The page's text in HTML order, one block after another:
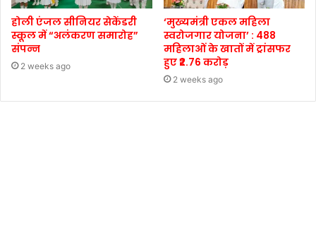
होली एंजल सीनियर सेकेंडरी
स्कूल में “अलंकरण समारोह”
संपन्न
2 weeks ago
‘मुख्यमंत्री एकल महिला
स्वरोजगार योजना’ : 488
महिलाओं के खातों में ट्रांसफर
हुए ₹2.76 करोड़
2 weeks ago